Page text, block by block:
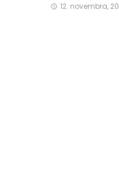
12. novembra,